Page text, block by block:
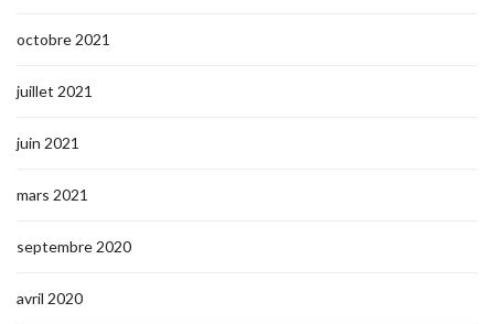
octobre 2021
juillet 2021
juin 2021
mars 2021
septembre 2020
avril 2020